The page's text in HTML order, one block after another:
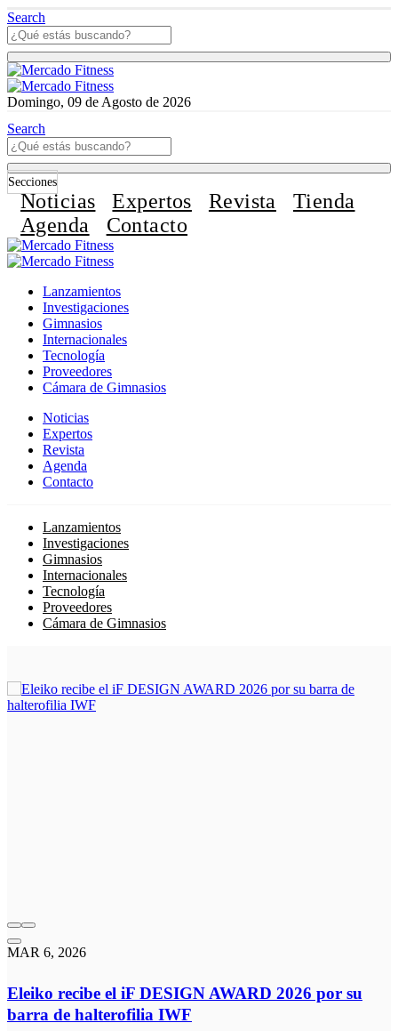
Search
Domingo, 09 de Agosto de 2026
Search
Secciones
Noticias Expertos Revista
Tienda
Agenda
Contacto
Lanzamientos
Investigaciones
Gimnasios
Internacionales
Tecnología
Proveedores
Cámara de Gimnasios
Noticias
Expertos
Revista
Agenda
Contacto
Lanzamientos
Investigaciones
Gimnasios
Internacionales
Tecnología
Proveedores
Cámara de Gimnasios
MAR 6, 2026
Eleiko recibe el iF DESIGN AWARD 2026 por su
barra de halterofilia IWF